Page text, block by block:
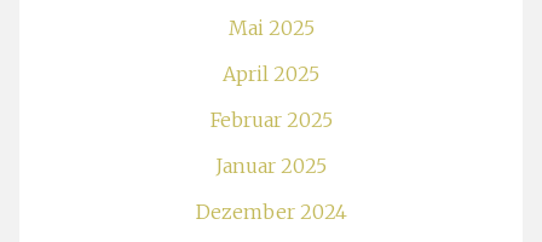
Mai 2025
April 2025
Februar 2025
Januar 2025
Dezember 2024